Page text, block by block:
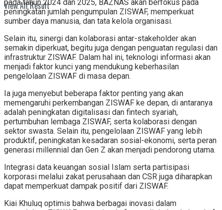
View All Result
pada tahun 2024 dan 2025, BAZNAS akan berfokus pada
peningkatan jumlah pengumpulan ZISWAF, memperkuat
sumber daya manusia, dan tata kelola organisasi.
Selain itu, sinergi dan kolaborasi antar-stakeholder akan
semakin diperkuat, begitu juga dengan penguatan regulasi dan
infrastruktur ZISWAF. Dalam hal ini, teknologi informasi akan
menjadi faktor kunci yang mendukung keberhasilan
pengelolaan ZISWAF di masa depan.
Ia juga menyebut beberapa faktor penting yang akan
memengaruhi perkembangan ZISWAF ke depan, di antaranya
adalah peningkatan digitalisasi dan fintech syariah,
pertumbuhan lembaga ZISWAF, serta kolaborasi dengan
sektor swasta. Selain itu, pengelolaan ZISWAF yang lebih
produktif, peningkatan kesadaran sosial-ekonomi, serta peran
generasi millennial dan Gen Z akan menjadi pendorong utama.
Integrasi data keuangan sosial Islam serta partisipasi
korporasi melalui zakat perusahaan dan CSR juga diharapkan
dapat memperkuat dampak positif dari ZISWAF.
Kiai Khuluq optimis bahwa berbagai inovasi dalam